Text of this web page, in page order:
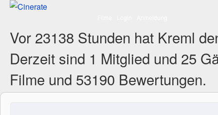
Vor 23138 Stunden hat Kreml
Derzeit sind 1 Mitglied und 25
Filme und 53190 Bewertungen.